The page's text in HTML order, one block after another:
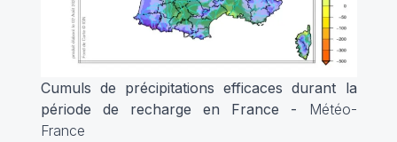
Cumuls de précipitations efficaces durant la
période de recharge en France - Météo-
France